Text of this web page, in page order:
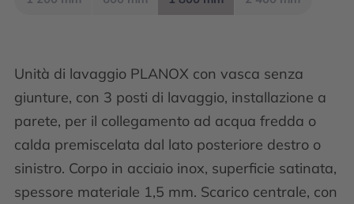
Unità di lavaggio PLANOX con vasca senza
giunture, con 3 posti di lavaggio, installazione a
parete, per il collegamento ad acqua fredda o
calda premiscelata dal lato posteriore destro o
sinistro. Corpo in acciaio inox, superficie satinata,
spessore materiale 1,5 mm. Scarico centrale, con